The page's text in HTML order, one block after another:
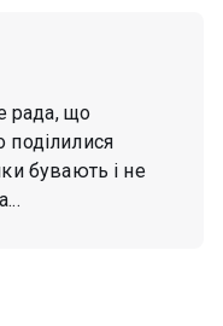
рада, що
бувають і не